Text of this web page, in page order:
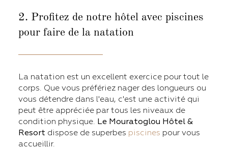
2. Profitez de notre hôtel avec piscines
pour faire de la natation
La natation est un excellent exercice pour tout le
corps. Que vous préfériez nager des longueurs ou
vous détendre dans l'eau, c'est une activité qui
peut être appréciée par tous les niveaux de
condition physique. Le Mouratoglou Hôtel &
Resort dispose de superbes piscines pour vous
accueillir.